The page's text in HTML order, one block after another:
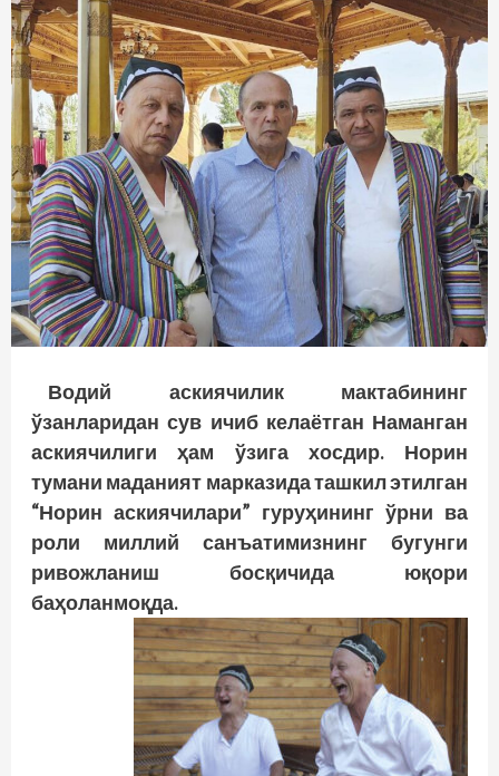
Водий аскиячилик мактабининг
ўзанларидан сув ичиб келаётган Наманган
аскиячилиги ҳам ўзига хосдир. Норин
тумани маданият марказида ташкил этилган
“Норин аскиячилари” гуруҳининг ўрни ва
роли миллий санъатимизнинг бугунги
ривожланиш босқичида юқори
баҳоланмоқда.